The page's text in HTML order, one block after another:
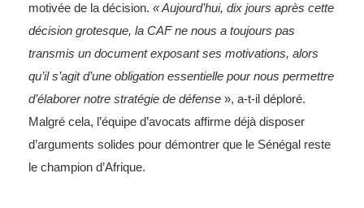
motivée de la décision. « Aujourd’hui, dix jours après cette
décision grotesque, la CAF ne nous a toujours pas
transmis un document exposant ses motivations, alors
qu’il s’agit d’une obligation essentielle pour nous permettre
d’élaborer notre stratégie de défense », a-t-il déploré.
Malgré cela, l’équipe d’avocats affirme déjà disposer
d’arguments solides pour démontrer que le Sénégal reste
le champion d’Afrique.